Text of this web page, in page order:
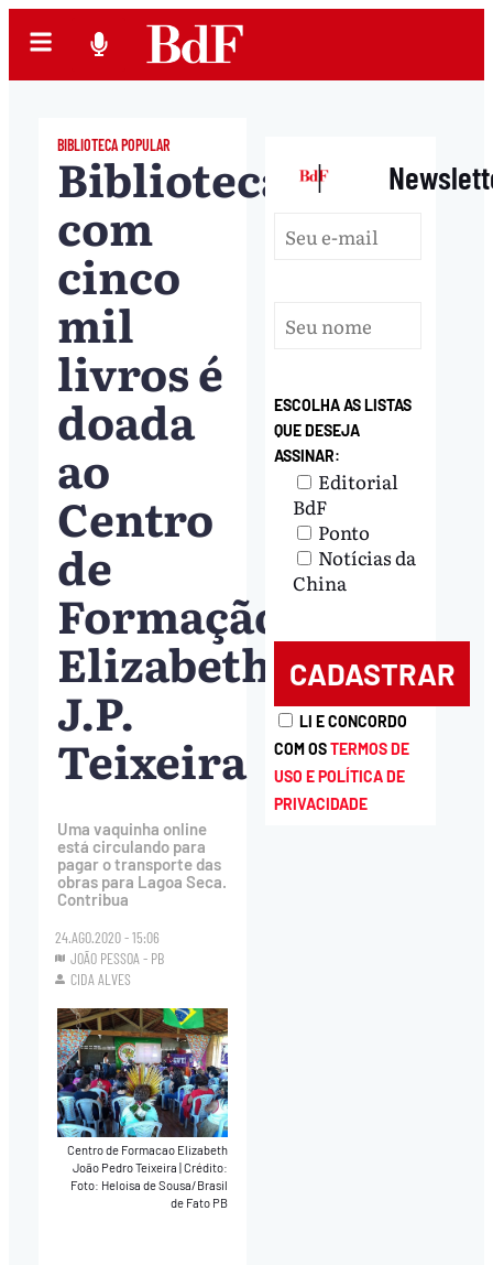
BIBLIOTECA POPULAR
Biblioteca
com
cinco
mil
livros é
doada
ao
Centro
de
Formação
Elizabeth
J.P.
Teixeira
Uma vaquinha online
está circulando para
pagar o transporte das
obras para Lagoa Seca.
Contribua
24.AGO.2020 - 15:06
JOÃO PESSOA - PB
CIDA ALVES
Centro de Formacao Elizabeth
João Pedro Teixeira|Crédito:
Foto: Heloisa de Sousa/Brasil
de Fato PB
|
ESCOLHA AS LISTAS
QUE DESEJA
ASSINAR:
Editorial
BdF
Ponto
Notícias da
China
LI E CONCORDO
COM OSTERMOS DE
USO E POLÍTICA DE
PRIVACIDADE